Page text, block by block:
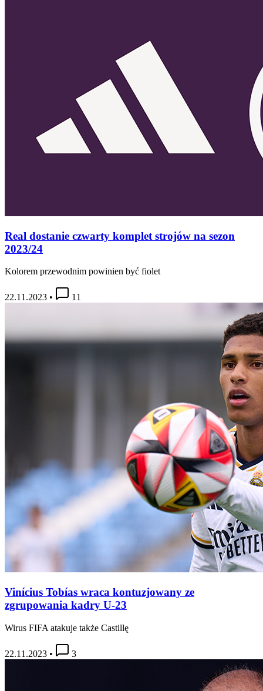
Real dostanie czwarty komplet strojów na sezon
2023/24
Kolorem przewodnim powinien być fiolet
22.11.2023 • 11
Vinícius Tobías wraca kontuzjowany ze
zgrupowania kadry U-23
Wirus FIFA atakuje także Castillę
22.11.2023 • 3